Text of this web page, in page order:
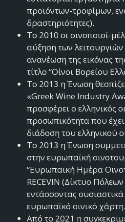
προϊόντων-τροφίμων,
δραστηριότητες).
Το 2010 οι οινοποιοί-
αύξηση των
ανανέωση της εικόνας
τίτλο “Οίνοι Βορείου
Το 2013 η Ένωση
«Greek Wine Industry
προσφέρει ο ελληνικός
προσωπικότητα που
διάδοση του ελληνικού
Το 2013 η Ένωση
στην ευρωπαϊκή
“Ευρωπαϊκή Ημέρα
RECEVIN (Δίκτυο
εντάσσοντας
ευρωπαϊκό οινικό χάρτη.
Από το 2021 η